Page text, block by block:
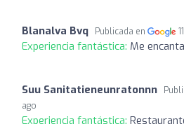
Blanalva Bvq Publicada en
Experiencia fantástica: Me
Suu Sanitatieneunratonnn
ago
Experiencia fantástica: